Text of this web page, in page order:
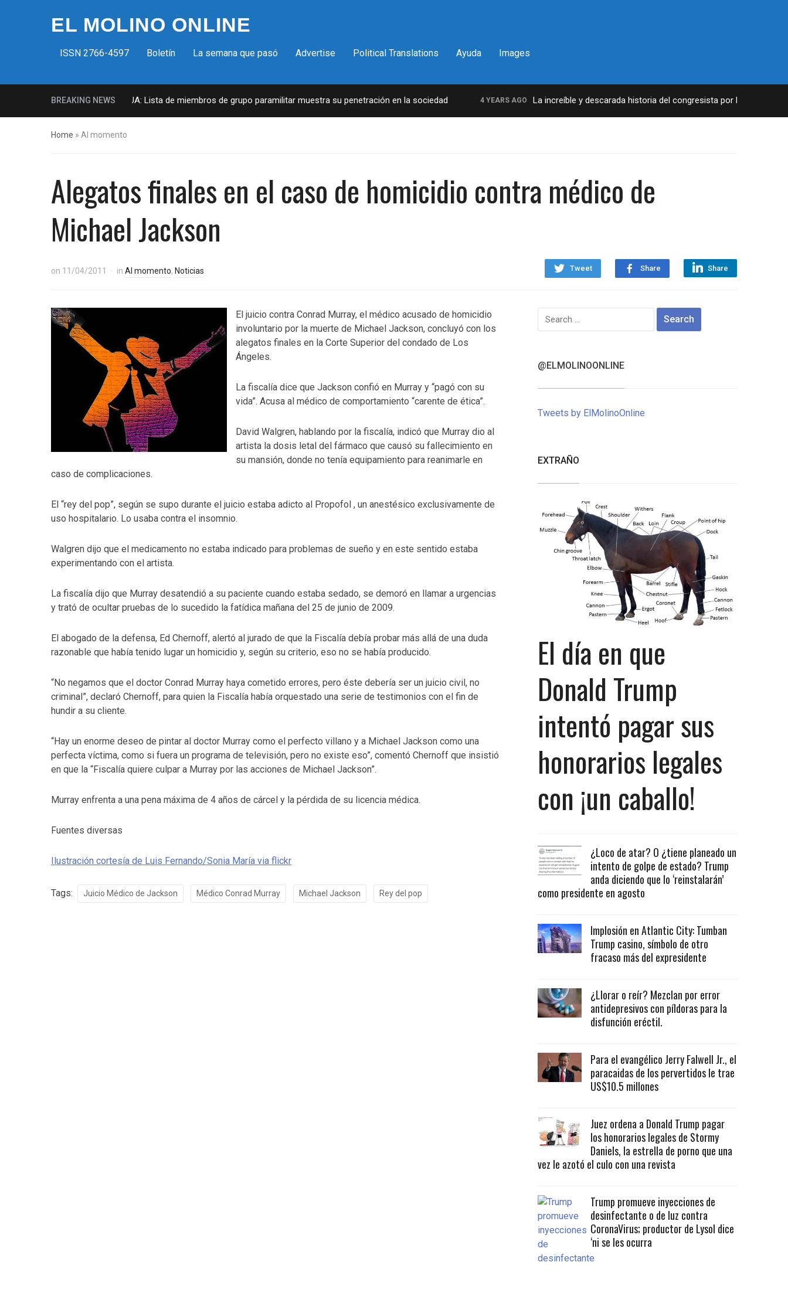
EL MOLINO ONLINE
ISSN 2766-4597 Boletín La semana que pasó Advertise Political Translations Ayuda Images
BREAKING NEWS
Milicias fascistas en EUA: Lista de miembros de grupo paramilitar muestra su penetración en la sociedad 4 YEARS AGO La increíble y descarada historia del congresista por NY George
Home » Al momento
Alegatos finales en el caso de homicidio contra médico de
Michael Jackson
Tweet Share Share
on 11/04/2011 in Al momento, Noticias
El juicio contra Conrad Murray, el médico acusado de homicidio
involuntario por la muerte de Michael Jackson, concluyó con los
alegatos finales en la Corte Superior del condado de Los
Ángeles.
La fiscalía dice que Jackson confió en Murray y “pagó con su
vida”. Acusa al médico de comportamiento “carente de ética”.
David Walgren, hablando por la fiscalía, indicó que Murray dio al
artista la dosis letal del fármaco que causó su fallecimiento en
su mansión, donde no tenía equipamiento para reanimarle en
caso de complicaciones.
El “rey del pop”, según se supo durante el juicio estaba adicto al Propofol , un anestésico exclusivamente de
uso hospitalario. Lo usaba contra el insomnio.
Walgren dijo que el medicamento no estaba indicado para problemas de sueño y en este sentido estaba
experimentando con el artista.
La fiscalía dijo que Murray desatendió a su paciente cuando estaba sedado, se demoró en llamar a urgencias
y trató de ocultar pruebas de lo sucedido la fatídica mañana del 25 de junio de 2009.
El abogado de la defensa, Ed Chernoff, alertó al jurado de que la Fiscalía debía probar más allá de una duda
razonable que había tenido lugar un homicidio y, según su criterio, eso no se había producido.
“No negamos que el doctor Conrad Murray haya cometido errores, pero éste debería ser un juicio civil, no
criminal”, declaró Chernoff, para quien la Fiscalía había orquestado una serie de testimonios con el fin de
hundir a su cliente.
“Hay un enorme deseo de pintar al doctor Murray como el perfecto villano y a Michael Jackson como una
perfecta víctima, como si fuera un programa de televisión, pero no existe eso”, comentó Chernoff que insistió
en que la “Fiscalía quiere culpar a Murray por las acciones de Michael Jackson”.
Murray enfrenta a una pena máxima de 4 años de cárcel y la pérdida de su licencia médica.
Fuentes diversas
Ilustración cortesía de Luis Fernando/Sonia María via flickr
Tags: Juicio Médico de Jackson Médico Conrad Murray Michael Jackson Rey del pop
Search
for:
@ELMOLINOONLINE
Tweets by ElMolinoOnline
EXTRAÑO
El día en que
Donald Trump
intentó pagar sus
honorarios legales
con ¡un caballo!
¿Loco de atar? O ¿tiene planeado un
intento de golpe de estado? Trump
anda diciendo que lo ‘reinstalarán’
como presidente en agosto
Implosión en Atlantic City: Tumban
Trump casino, símbolo de otro
fracaso más del expresidente
¿Llorar o reír? Mezclan por error
antidepresivos con píldoras para la
disfunción eréctil.
Para el evangélico Jerry Falwell Jr., el
paracaidas de los pervertidos le trae
US$10.5 millones
Juez ordena a Donald Trump pagar
los honorarios legales de Stormy
Daniels, la estrella de porno que una
vez le azotó el culo con una revista
Trump promueve inyecciones de
desinfectante o de luz contra
CoronaVirus; productor de Lysol dice
‘ni se les ocurra